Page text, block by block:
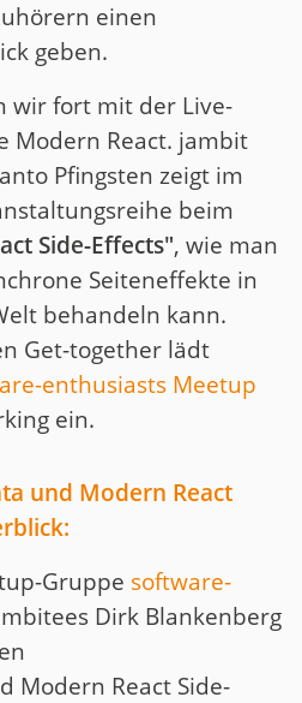
einen
geben.
wir fort mit der Live-
Modern React. jambit
Pfingsten zeigt im
beim
Side-Effects", wie man
Seiteneffekte in
behandeln kann.
Get-together lädt
enthusiasts Meetup
ein.
und Modern React
Gruppe software-
Dirk Blankenberg
Modern React Side-